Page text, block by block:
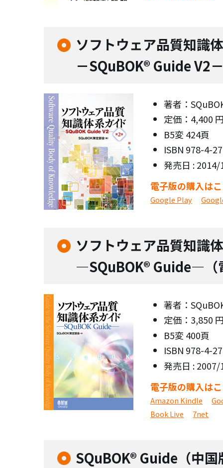
ソフトウェア品質知識
－SQuBOK® Guide V2
著者：
定価：4,400
B5変 424頁
ISBN 978-4-
発売日 : 2014/
電子版の購入は
Google Play
ソフトウェア品質知識
―SQuBOK® Guide―（
著者：
定価：3,850
B5変 400頁
ISBN 978-4-
発売日 : 2007/
電子版の購入は
Amazon Kindle
Book Live
7net
SQuBOK® Guide（中国